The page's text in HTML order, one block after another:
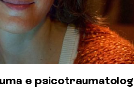
psicotraumatologia